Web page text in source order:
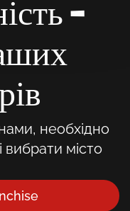
–
необхідно
вибрати місто